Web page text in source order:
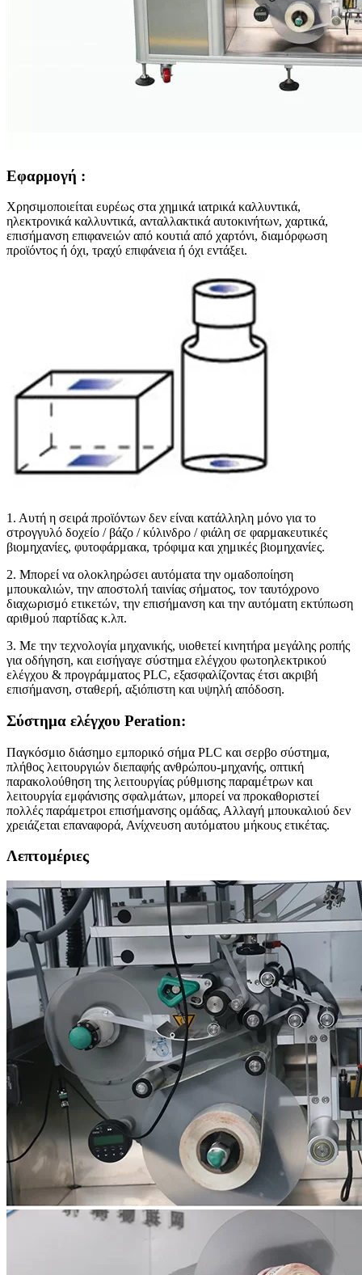
Εφαρμογή :
Χρησιμοποιείται ευρέως στα χημικά ιατρικά καλλυντικά,
ηλεκτρονικά καλλυντικά, ανταλλακτικά αυτοκινήτων, χαρτικά,
επισήμανση επιφανειών από κουτιά από χαρτόνι, διαμόρφωση
προϊόντος ή όχι, τραχύ επιφάνεια ή όχι εντάξει.
1. Αυτή η σειρά προϊόντων δεν είναι κατάλληλη μόνο για το
στρογγυλό δοχείο / βάζο / κύλινδρο / φιάλη σε φαρμακευτικές
βιομηχανίες, φυτοφάρμακα, τρόφιμα και χημικές βιομηχανίες.
2. Μπορεί να ολοκληρώσει αυτόματα την ομαδοποίηση
μπουκαλιών, την αποστολή ταινίας σήματος, τον ταυτόχρονο
διαχωρισμό ετικετών, την επισήμανση και την αυτόματη εκτύπωση
αριθμού παρτίδας κ.λπ.
3. Με την τεχνολογία μηχανικής, υιοθετεί κινητήρα μεγάλης ροπής
για οδήγηση, και εισήγαγε σύστημα ελέγχου φωτοηλεκτρικού
ελέγχου & προγράμματος PLC, εξασφαλίζοντας έτσι ακριβή
επισήμανση, σταθερή, αξιόπιστη και υψηλή απόδοση.
Σύστημα ελέγχου Peration:
Παγκόσμιο διάσημο εμπορικό σήμα PLC και σερβο σύστημα,
πλήθος λειτουργιών διεπαφής ανθρώπου-μηχανής, οπτική
παρακολούθηση της λειτουργίας ρύθμισης παραμέτρων και
λειτουργία εμφάνισης σφαλμάτων, μπορεί να προκαθοριστεί
πολλές παράμετροι επισήμανσης ομάδας, Αλλαγή μπουκαλιού δεν
χρειάζεται επαναφορά, Ανίχνευση αυτόματου μήκους ετικέτας.
Λεπτομέριες